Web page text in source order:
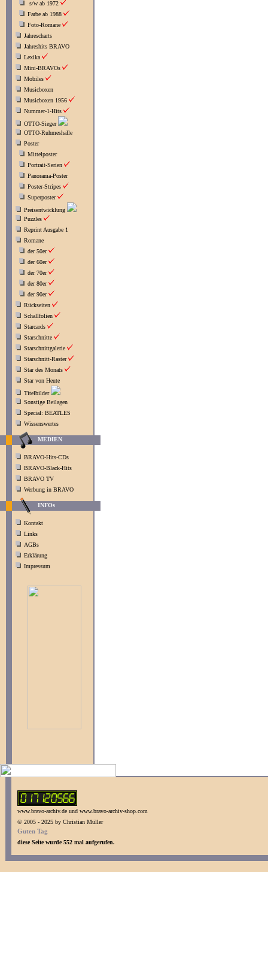
s/w ab 1972
Farbe ab 1988
Foto-Romane
Jahrescharts
Jahreshits BRAVO
Lexika
Mini-BRAVOs
Mobiles
Musicboxen
Musicboxen 1956
Nummer-1-Hits
OTTO-Sieger
OTTO-Ruhmeshalle
Poster
Mittelposter
Portrait-Serien
Panorama-Poster
Poster-Stripes
Superposter
Preisentwicklung
Puzzles
Reprint Ausgabe 1
Romane
der 50er
der 60er
der 70er
der 80er
der 90er
Rückseiten
Schallfolien
Starcards
Starschnitte
Starschnittgalerie
Starschnitt-Raster
Star des Monats
Star von Heute
Titelbilder
Sonstige Beilagen
Special: BEATLES
Wissenswertes
MEDIEN
BRAVO-Hits-CDs
BRAVO-Black-Hits
BRAVO TV
Werbung in BRAVO
INFOs
Kontakt
Links
AGBs
Erklärung
Impressum
www.bravo-archiv.de und www.bravo-archiv-shop.com
© 2005 - 2025 by Christian Müller
Guten Tag
diese Seite wurde 552 mal aufgerufen.